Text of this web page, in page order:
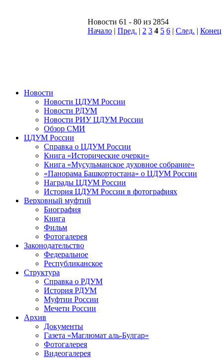
Новости 61 - 80 из 2854
Начало | Пред. | 2 3 4 5 6 | След. | Конец
Новости
Новости ЦДУМ России
Новости РДУМ
Новости РИУ ЦДУМ России
Обзор СМИ
ЦДУМ России
Справка о ЦДУМ России
Книга «Исторические очерки»
Книга «Мусульманское духовное собрание»
«Панорама Башкортостана» о ЦДУМ России
Награды ЦДУМ России
История ЦДУМ России в фотографиях
Верховный муфтий
Биография
Книга
Фильм
Фотогалерея
Законодательство
Федеральное
Республиканское
Структура
Справка о РДУМ
История РДУМ
Муфтии России
Мечети России
Архив
Документы
Газета «Маглюмат аль-Булгар»
Фотогалерея
Видеогалерея